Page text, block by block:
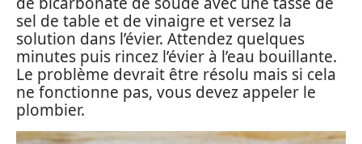
sel de table et de vinaigre et versez la
solution dans l’évier. Attendez quelques
minutes puis rincez l’évier à l’eau bouillante.
Le problème devrait être résolu mais si cela
ne fonctionne pas, vous devez appeler le
plombier.